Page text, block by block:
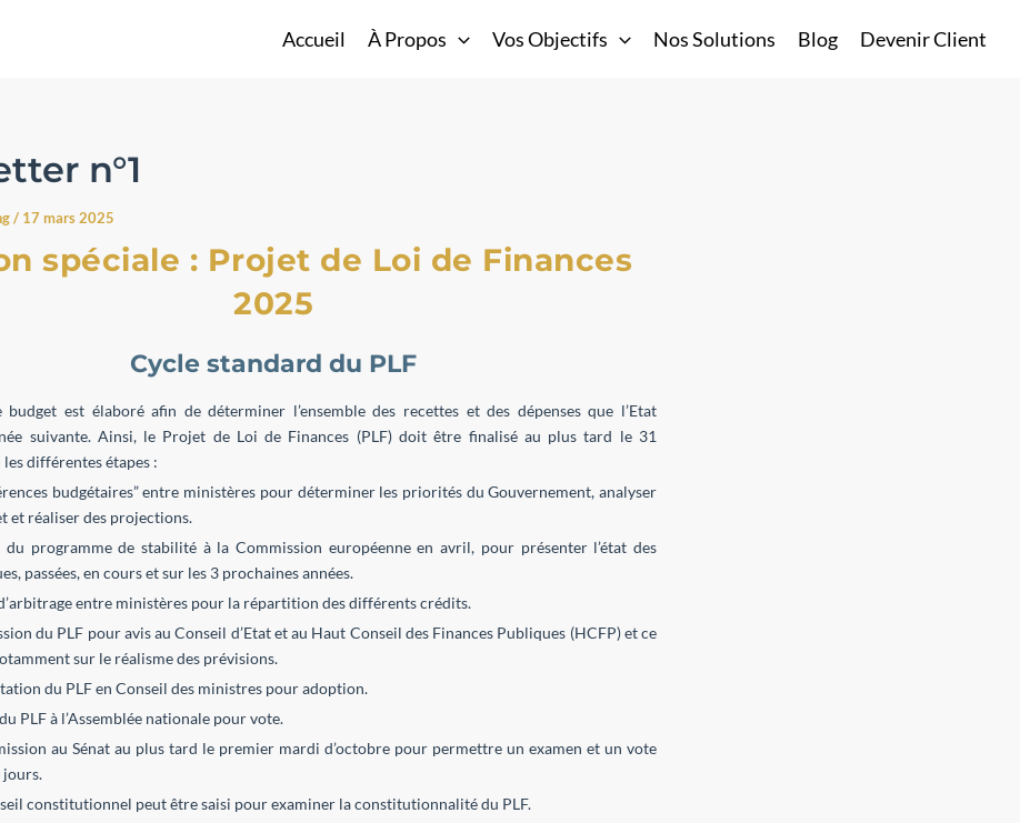
Accueil À Propos Vos Objectifs Nos Solutions Blog Devenir Client
n°1
/ 17 mars 2025
spéciale : Projet de Loi de Finances
2025
Cycle standard du PLF
budget est élaboré afin de déterminer l’ensemble des recettes et des dépenses que l’Etat
suivante. Ainsi, le Projet de Loi de Finances (PLF) doit être finalisé au plus tard le 31
différentes étapes :
budgétaires” entre ministères pour déterminer les priorités du Gouvernement, analyser
et réaliser des projections.
du programme de stabilité à la Commission européenne en avril, pour présenter l’état des
passées, en cours et sur les 3 prochaines années.
entre ministères pour la répartition des différents crédits.
du PLF pour avis au Conseil d’Etat et au Haut Conseil des Finances Publiques (HCFP) et ce
sur le réalisme des prévisions.
du PLF en Conseil des ministres pour adoption.
PLF à l’Assemblée nationale pour vote.
au Sénat au plus tard le premier mardi d’octobre pour permettre un examen et un vote
jours.
constitutionnel peut être saisi pour examiner la constitutionnalité du PLF.